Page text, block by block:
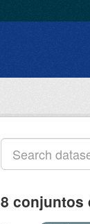
8 conjuntos